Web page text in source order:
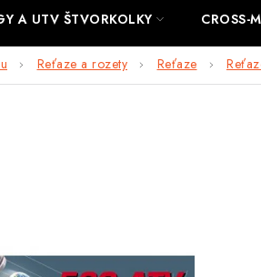
A UTV ŠTVORKOLKY CROSS-
Reťaze a rozety Reťaze